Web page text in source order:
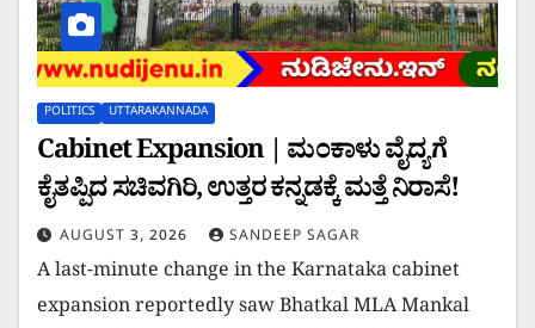
POLITICS UTTARAKANNADA
Cabinet Expansion | ಮಂಕಾಳು ವೈದ್ಯಗೆ
ಕೈತಪ್ಪಿದ ಸಚಿವಗಿರಿ, ಉತ್ತರ ಕನ್ನಡಕ್ಕೆ ಮತ್ತೆ ನಿರಾಸೆ!
AUGUST 3, 2026 SANDEEP SAGAR
A last-minute change in the Karnataka cabinet
expansion reportedly saw Bhatkal MLA Mankal